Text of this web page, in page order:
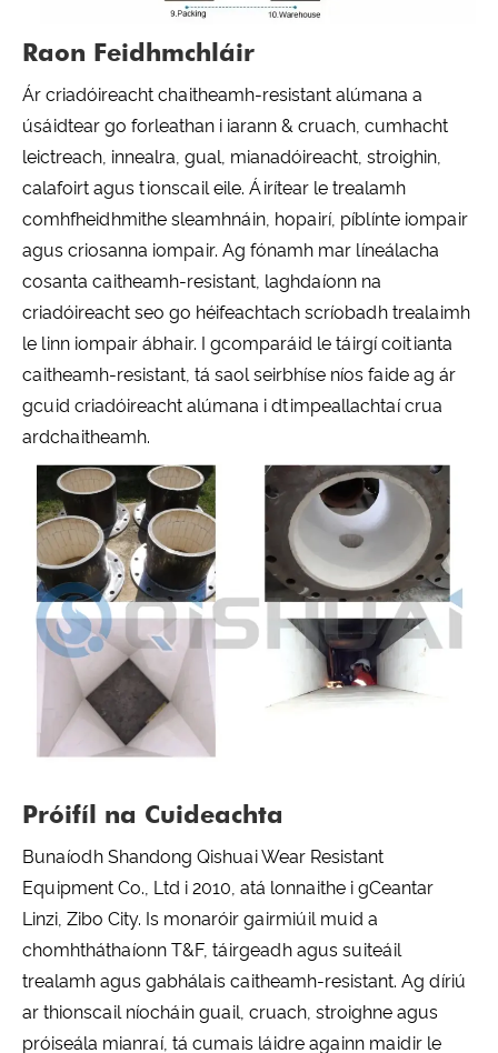
Raon Feidhmchláir
Ár criadóireacht chaitheamh-resistant alúmana a
úsáidtear go forleathan i iarann ​​& cruach, cumhacht
leictreach, innealra, gual, mianadóireacht, stroighin,
calafoirt agus tionscail eile. Áirítear le trealamh
comhfheidhmithe sleamhnáin, hopairí, píblínte iompair
agus criosanna iompair. Ag fónamh mar líneálacha
cosanta caitheamh-resistant, laghdaíonn na
criadóireacht seo go héifeachtach scríobadh trealaimh
le linn iompair ábhair. I gcomparáid le táirgí coitianta
caitheamh-resistant, tá saol seirbhíse níos faide ag ár
gcuid criadóireacht alúmana i dtimpeallachtaí crua
ardchaitheamh.
Próifíl na Cuideachta
Bunaíodh Shandong Qishuai Wear Resistant
Equipment Co., Ltd i 2010, atá lonnaithe i gCeantar
Linzi, Zibo City. Is monaróir gairmiúil muid a
chomhtháthaíonn T&F, táirgeadh agus suiteáil
trealamh agus gabhálais caitheamh-resistant. Ag díriú
ar thionscail níocháin guail, cruach, stroighne agus
próiseála mianraí, tá cumais láidre againn maidir le